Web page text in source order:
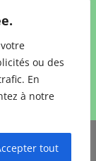
ou des
En
à notre
tout